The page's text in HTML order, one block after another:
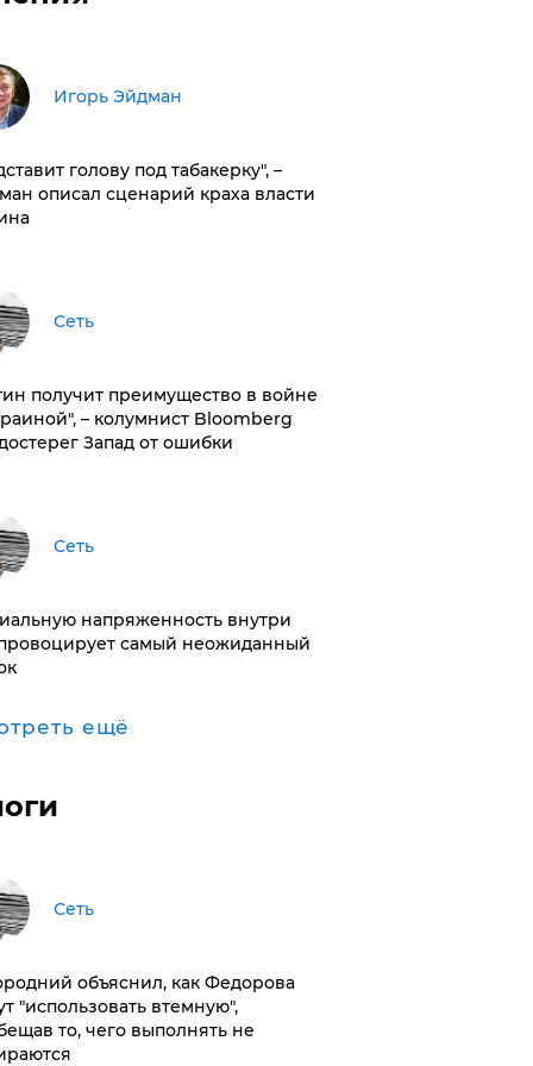
Игорь Эйдман
голову под табакерку", –
описал сценарий краха власти
Сеть
получит преимущество в войне
– колумнист Bloomberg
Запад от ошибки
Сеть
напряженность внутри
самый неожиданный
ещё
Сеть
объяснил, как Федорова
"использовать втемную",
то, чего выполнять не